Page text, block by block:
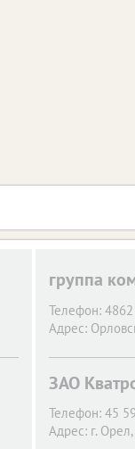
группа
Телефон:
Адрес:
ЗАО
Телефон: 45
Адрес: г. Орел,